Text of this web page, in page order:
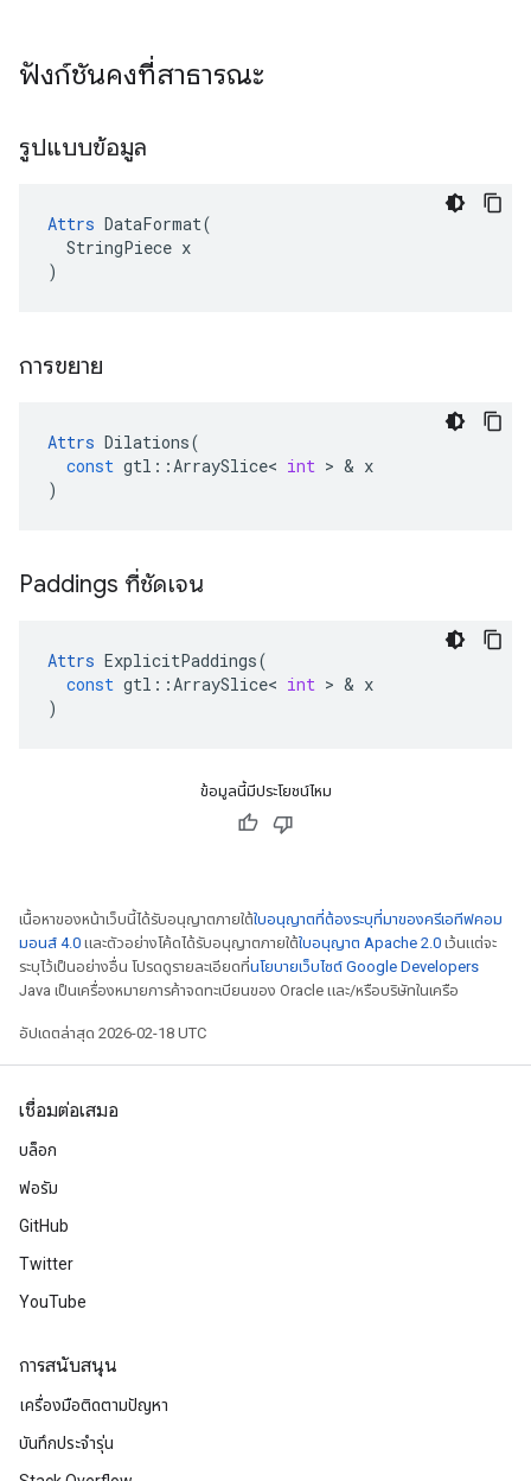
ฟังก์ชันคงที่สาธารณะ
รูปแบบข้อมูล
Attrs DataFormat(
  StringPiece x
)
การขยาย
Attrs Dilations(
const gtl ::ArraySlice< int > & x
)
Paddings ที่ชัดเจน
Attrs ExplicitPaddings(
const gtl ::ArraySlice< int > & x
)
ข้อมูลนี้มีประโยชน์ไหม
เนื้อหาของหน้าเว็บนี้ได้รับอนุญาตภายใต้ใบอนุญาตที่ต้องระบุที่มาของครีเอทีฟคอม
มอนส์ 4.0 และตัวอย่างโค้ดได้รับอนุญาตภายใต้ใบอนุญาต Apache 2.0 เว้นแต่จะ
ระบุไว้เป็นอย่างอื่น โปรดดูรายละเอียดที่นโยบายเว็บไซต์ Google Developers
Java เป็นเครื่องหมายการค้าจดทะเบียนของ Oracle และ/หรือบริษัทในเครือ
อัปเดตล่าสุด 2026-02-18 UTC
เชื่อมต่อเสมอ
บล็อก
ฟอรัม
GitHub
Twitter
YouTube
การสนับสนุน
เครื่องมือติดตามปัญหา
บันทึกประจำรุ่น